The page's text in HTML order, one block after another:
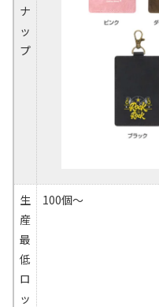
ナ
ッ
プ
生
産
最
低
ロ
ッ
100個～